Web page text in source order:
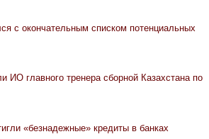
с окончательным списком потенциальных
ИО главного тренера сборной Казахстана по
«безнадежные» кредиты в банках